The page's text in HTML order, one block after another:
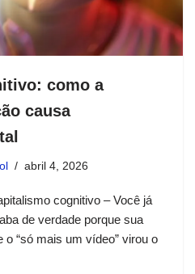
como a
causa
abril 4, 2026
cognitivo – Você já
de verdade porque sua
o “só mais um vídeo” virou o